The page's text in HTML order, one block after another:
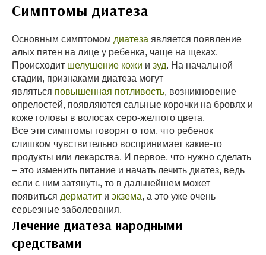
Симптомы диатеза
Основным симптомом диатеза является появление
алых пятен на лице у ребенка, чаще на щеках.
Происходит шелушение кожи и зуд. На начальной
стадии, признаками диатеза могут
являться повышенная потливость, возникновение
опрелостей, появляются сальные корочки на бровях и
коже головы в волосах серо-желтого цвета.
Все эти симптомы говорят о том, что ребенок
слишком чувствительно воспринимает какие-то
продукты или лекарства. И первое, что нужно сделать
– это изменить питание и начать лечить диатез, ведь
если с ним затянуть, то в дальнейшем может
появиться дерматит и экзема, а это уже очень
серьезные заболевания.
Лечение диатеза народными
средствами